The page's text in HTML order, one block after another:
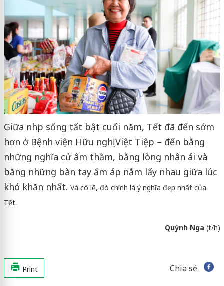
Giữa nhịp sống tất bật cuối năm, Tết đã đến sớm
hơn ở Bệnh viện Hữu nghị Việt Tiệp – đến bằng
những nghĩa cử âm thầm, bằng lòng nhân ái và
bằng những bàn tay ấm áp nắm lấy nhau giữa lúc
khó khăn nhất. Và có lẽ, đó chính là ý nghĩa đẹp nhất của
Tết.
Quỳnh Nga (t/h)
Print Chia sẻ